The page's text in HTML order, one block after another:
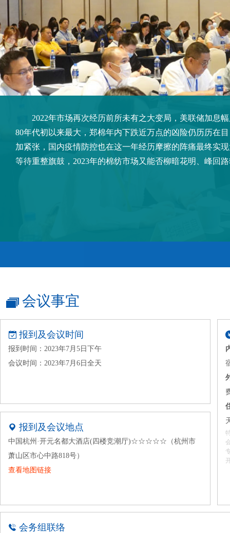
2022年市场再次经历前所未有之大变局，美联储加息幅
80年代初以来最大，郑棉年内下跌近万点的凶险仍历历在
加紧张，国内疫情防控也在这一年经历摩擦的阵痛最终实
等待重整旗鼓，2023年的棉纺市场又能否柳暗花明、峰回
会议事宜
报到及会议时间
报到时间：2023年7月5日下午
会议时间：2023年7月6日全天
报到及会议地点
中国杭州·开元名都大酒店(四楼竞潮厅)☆☆☆☆☆（杭州市
萧山区市心中路818号）
查看地图链接
会务组联络